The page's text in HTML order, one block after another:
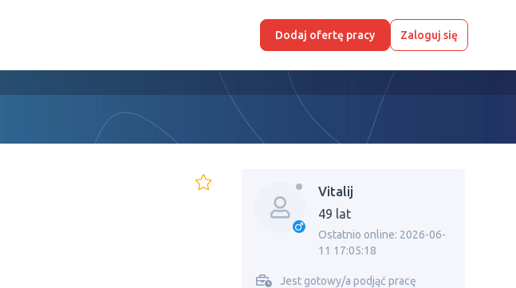
Dodaj ofertę pracy Zaloguj się
Vitalij
49 lat
Ostatnio online: 2026-06-
11 17:05:18
Jest gotowy/a podjąć pracę